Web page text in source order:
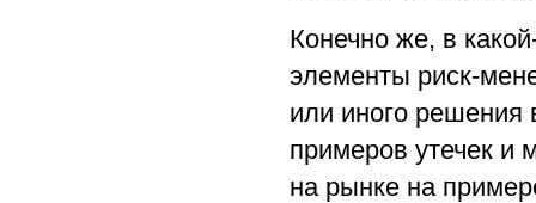
Конечно же, в
элементы риск-
или иного решения
примеров утечек и
на рынке на